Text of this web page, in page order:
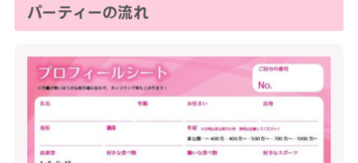
パーティーの流れ